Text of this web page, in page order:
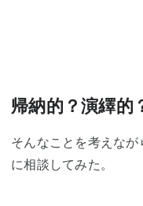
帰納的？演繹的
そんなことを考えな
に相談してみた。